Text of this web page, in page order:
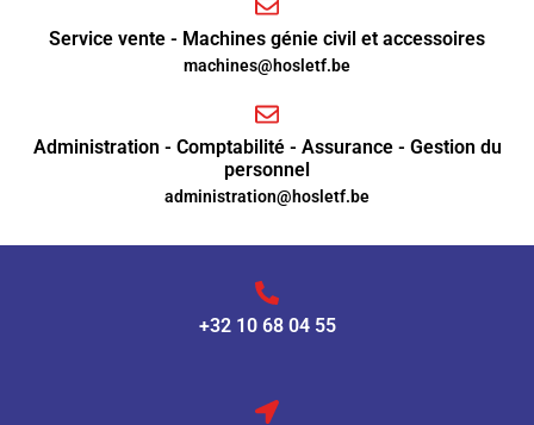
Service vente - Machines génie civil et accessoires
machines@hosletf.be
Administration - Comptabilité - Assurance - Gestion du
personnel
administration@hosletf.be
+32 10 68 04 55